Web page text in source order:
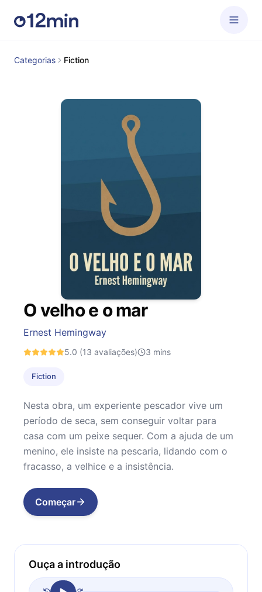
Categorias Fiction
O velho e o mar
Ernest Hemingway
5.0 (13 avaliações) 3 mins
Fiction
Nesta obra, um experiente pescador vive um
período de seca, sem conseguir voltar para
casa com um peixe sequer. Com a ajuda de um
menino, ele insiste na pescaria, lidando com o
fracasso, a velhice e a insistência.
Começar
Ouça a introdução